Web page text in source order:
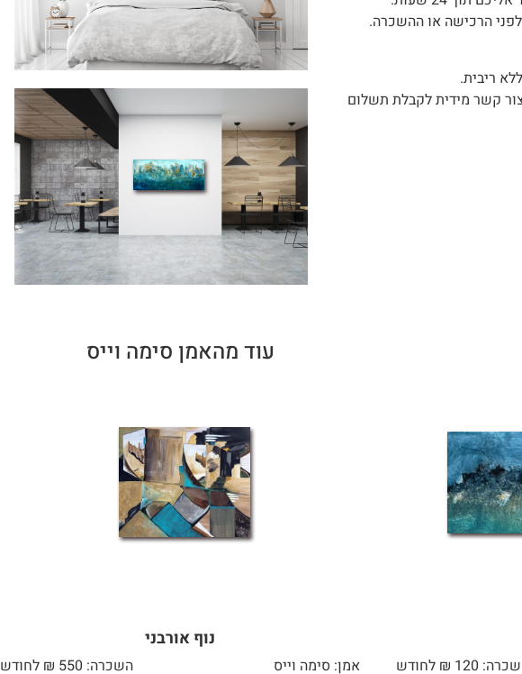
לפני הרכישה או ההשכרה.
קשר מידית לקבלת תשלום
עוד מהאמן סימה וייס
120 ₪ לחודש
נוף אורבני
אמן: סימה וייס
השכרה: 550 ₪ לחודש